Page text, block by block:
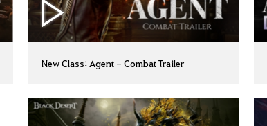
New Class: Agent - Combat Trailer